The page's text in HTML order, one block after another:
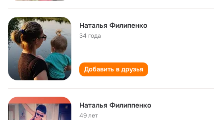
Наталья Филипенко
34 года
Добавить в друзья
Наталья Филиппенко
49 лет